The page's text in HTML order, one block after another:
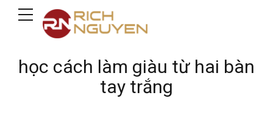
học cách làm giàu từ hai bàn
tay trắng